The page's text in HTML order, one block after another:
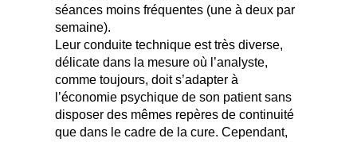
séances moins fréquentes (une à deux par
semaine).
Leur conduite technique est très diverse,
délicate dans la mesure où l’analyste,
comme toujours, doit s’adapter à
l’économie psychique de son patient sans
disposer des mêmes repères de continuité
que dans le cadre de la cure. Cependant,